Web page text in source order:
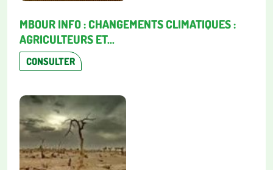
MBOUR INFO : CHANGEMENTS CLIMATIQUES :
AGRICULTEURS ET...
CONSULTER